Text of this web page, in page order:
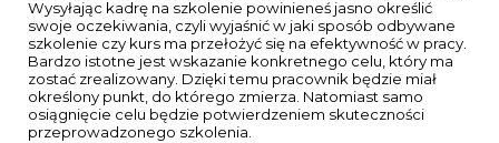
Wysyłając kadrę na szkolenie powinieneś jasno określić
swoje oczekiwania, czyli wyjaśnić w jaki sposób odbywane
szkolenie czy kurs ma przełożyć się na efektywność w pracy.
Bardzo istotne jest wskazanie konkretnego celu, który ma
zostać zrealizowany. Dzięki temu pracownik będzie miał
określony punkt, do którego zmierza. Natomiast samo
osiągnięcie celu będzie potwierdzeniem skuteczności
przeprowadzonego szkolenia.